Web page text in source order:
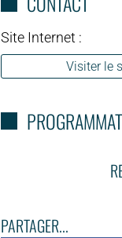
Site Internet :
Visiter le
PARTAGER...